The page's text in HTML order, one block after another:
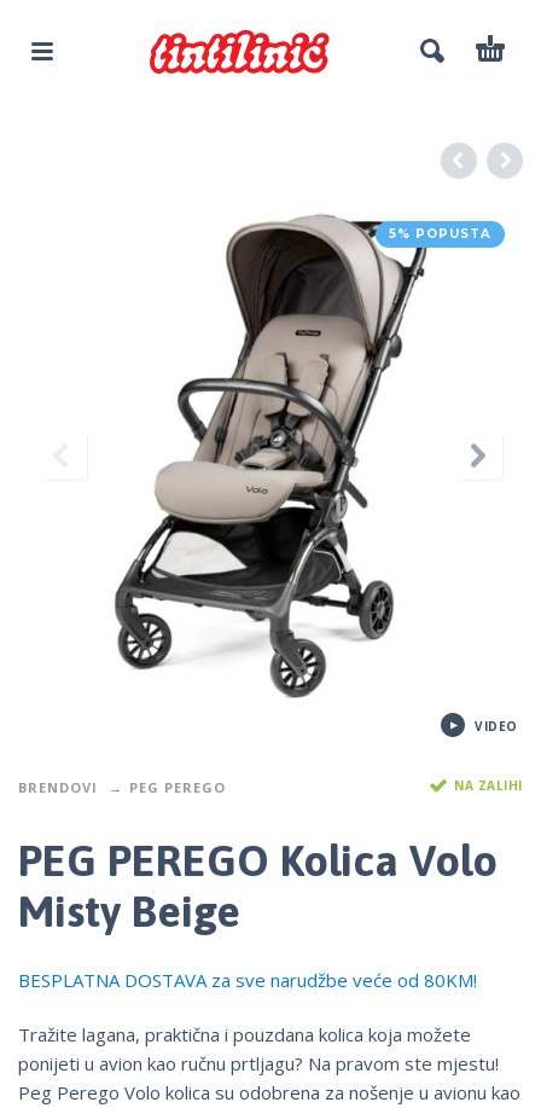
5% POPUSTA
VIDEO
BRENDOVI PEG PEREGO NA ZALIHI
PEG PEREGO Kolica Volo
Misty Beige
BESPLATNA DOSTAVA za sve narudžbe veće od 80KM!
Tražite lagana, praktična i pouzdana kolica koja možete
ponijeti u avion kao ručnu prtljagu? Na pravom ste mjestu!
Peg Perego Volo kolica su odobrena za nošenje u avionu kao